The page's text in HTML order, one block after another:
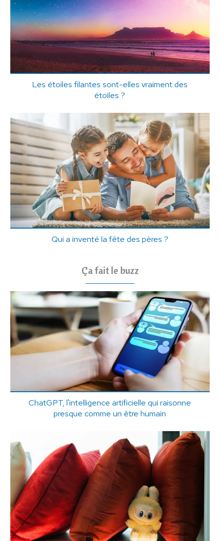
Les étoiles filantes sont-elles vraiment des
étoiles ?
Qui a inventé la fête des pères ?
Ça fait le buzz
ChatGPT, l'intelligence artificielle qui raisonne
presque comme un être humain